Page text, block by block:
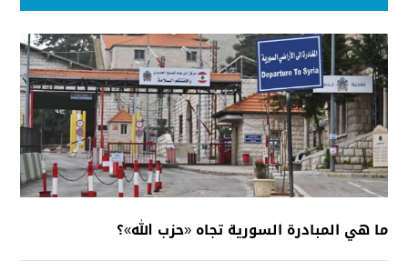
ما هي المبادرة السورية تجاه «حزب الله»؟